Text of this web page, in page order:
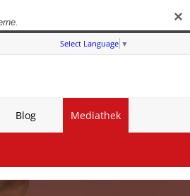
Select Language ▼
Blog Mediathek
✕